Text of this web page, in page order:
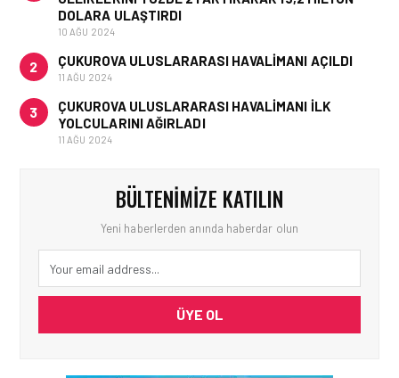
DOLARA ULAŞTIRDI
10 AĞU 2024
2 ÇUKUROVA ULUSLARARASI HAVALIMANI AÇILDI
11 AĞU 2024
3
ÇUKUROVA ULUSLARARASI HAVALIMANI İLK
YOLCULARINI AĞIRLADI
11 AĞU 2024
BÜLTENIMIZE KATILIN
Yeni haberlerden anında haberdar olun
ÜYE OL